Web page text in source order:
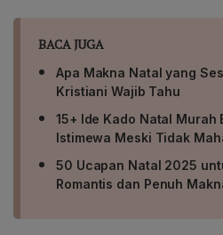
BACA JUGA
Apa Makna Natal yang
Kristiani Wajib Tahu
15+ Ide Kado Natal Murah
Istimewa Meski Tidak
50 Ucapan Natal 2025
Romantis dan Penuh